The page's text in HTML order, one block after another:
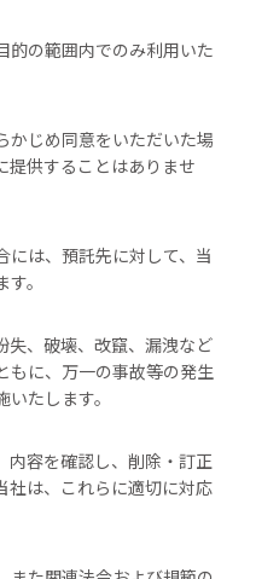
的の範囲内でのみ利用いた
かじめ同意をいただいた場
提供することはありませ
には、預託先に対して、当
。
失、破壊、改竄、漏洩など
もに、万一の事故等の発生
たします。
内容を確認し、削除・訂正
社は、これらに適切に対応